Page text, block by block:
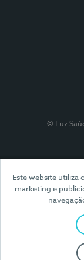
Este website utiliza
marketing e
© Luz